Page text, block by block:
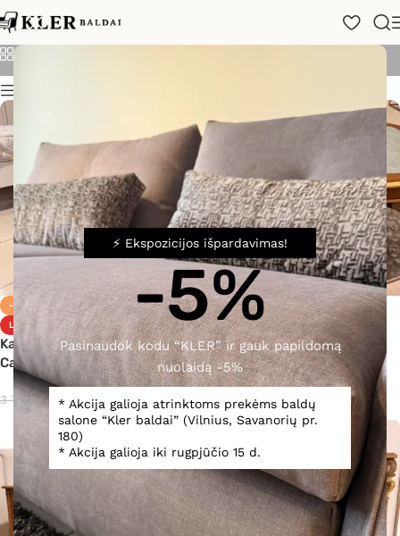
⚡ Ekspozicijos išpardavimas!
-5%
Pasinaudok kodu “KLER” ir gauk papildomą
nuolaidą -5%
* Akcija galioja atrinktoms prekėms baldų
salone “Kler baldai” (Vilnius, Savanorių pr.
180)
* Akcija galioja iki rugpjūčio 15 d.
Angelo Cappellini
Kategorijos
-40%
LUXURY
Kavos staliukas Angelo
Cappellini
3 755,00 € 2 250,00€
-40%
LUXURY
Kavos staliukas Angelo
Cappellini
4 680,00€ 2 800,00